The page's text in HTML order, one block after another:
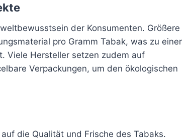
der Konsumenten. Größere
pro Gramm Tabak, was zu einer
Viele Hersteller setzen zudem auf
Verpackungen, um den ökologischen
die Qualität und Frische des Tabaks.